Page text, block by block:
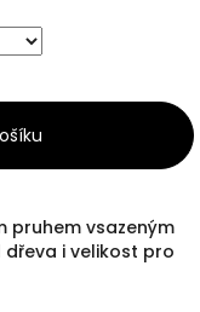
pruhem vsazeným
i velikost pro